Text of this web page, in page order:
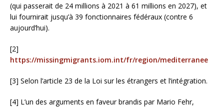
(qui passerait de 24 millions à 2021 à 61 millions en 2027), et
lui fournirait jusqu’à 39 fonctionnaires fédéraux (contre 6
aujourd’hui).
[2]
https://missingmigrants.iom.int/fr/region/mediterranee
[3] Selon l’article 23 de la Loi sur les étrangers et l’intégration.
[4] L’un des arguments en faveur brandis par Mario Fehr,